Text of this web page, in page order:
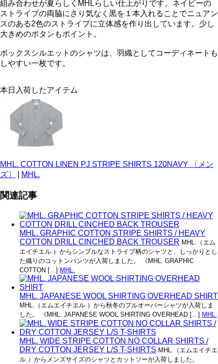
組み合わせが夏らしくMHLらしい仕上がりです。ネイビーの
ストライプの両脇にさり気なく黒を１本入れることでニュアン
スのある2色のストライプに立体感を作り出しています。少し
大きめのボタンもポイント。
ボックスシルエットのシャツは、羽織としてコーディネートも
しやすい一枚です。
本日入荷したアイテム
MHL. COTTON LINEN PJ STRIPE SHIRTS 120NAVY 〔メン
ズ〕
MHL.
関連記事
MHL. GRAPHIC COTTON STRIPE SHIRTS / HEAVY
COTTON DRILL CINCHED BACK TROUSER MHL.（エム
エイチエル.）からシンプルなストライプ柄のシャツと、しっかりとし
た織りのコットンパンツが入荷しました。 《MHL. GRAPHIC
COTTON […] MHL.
MHL. JAPANESE WOOL SHIRTING OVERHEAD SHIRT
MHL.（エムエイチエル.）から秋冬のプルオーバーシャツが入荷しま
した。 《MHL. JAPANESE WOOL SHIRTING OVERHEAD […] MHL.
MHL. WIDE STRIPE COTTON NO COLLAR SHIRTS /
DRY COTTON JERSEY L/S T-SHIRTS MHL.（エムエイチエ
ル.）からメンズサイズのシャツとカットソーが入荷しました。